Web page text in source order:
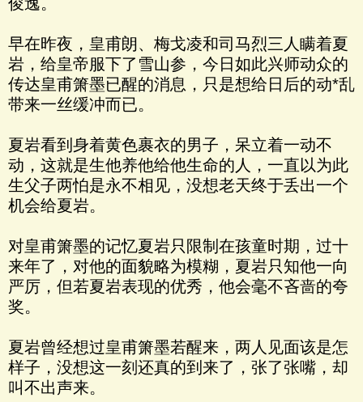
早在昨夜，皇甫朗、梅戈凌和司马烈三人瞒着夏
岩，给皇帝服下了雪山参，今日如此兴师动众的
传达皇甫箫墨已醒的消息，只是想给日后的动*乱
带来一丝缓冲而已。
夏岩看到身着黄色裹衣的男子，呆立着一动不
动，这就是生他养他给他生命的人，一直以为此
生父子两怕是永不相见，没想老天终于丢出一个
机会给夏岩。
对皇甫箫墨的记忆夏岩只限制在孩童时期，过十
来年了，对他的面貌略为模糊，夏岩只知他一向
严厉，但若夏岩表现的优秀，他会毫不吝啬的夸
奖。
夏岩曾经想过皇甫箫墨若醒来，两人见面该是怎
样子，没想这一刻还真的到来了，张了张嘴，却
叫不出声来。